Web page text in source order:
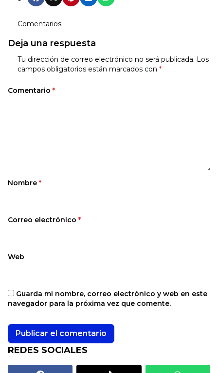
Comentarios
Deja una respuesta
Tu dirección de correo electrónico no será publicada. Los
campos obligatorios están marcados con *
Comentario *
Nombre *
Correo electrónico *
Web
Guarda mi nombre, correo electrónico y web en este
navegador para la próxima vez que comente.
REDES SOCIALES